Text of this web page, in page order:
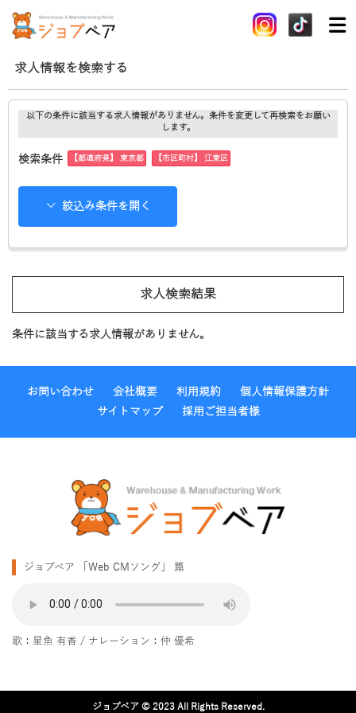
求人情報を検索する
以下の条件に該当する求人情報がありません。条件を変更して再検索をお願い
します。
検索条件 【都道府県】 東京都 【市区町村】 江東区
絞込み条件を開く
求人検索結果
条件に該当する求人情報がありません。
お問い合わせ 会社概要 利用規約
個人情報保護方針
サイトマップ
採用ご担当者様
ジョブベア 「Web CMソング」 篇
歌： 星魚 有香 / ナレーション： 仲 優希
ジョブベア © 2023 All Rights Reserved.